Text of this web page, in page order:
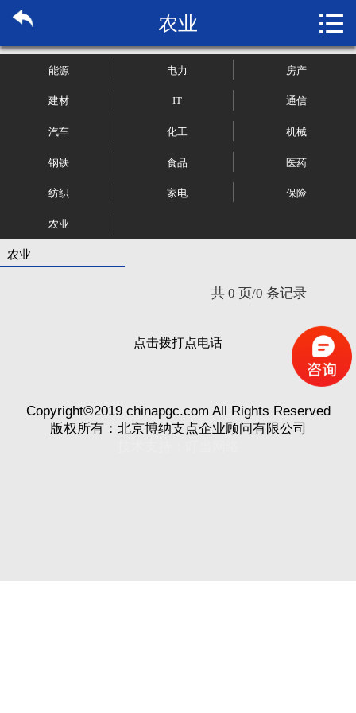
关于博纳
管理咨询
行业报告
加入我们
农业 
能源 电力 房产
建材 IT 通信
汽车 化工 机械
钢铁 食品 医药
纺织 家电 保险
农业
农业
共 0 页/0 条记录
点击拨打点电话
Copyright©2019 chinapgc.com All Rights Reserved
版权所有：北京博纳支点企业顾问有限公司